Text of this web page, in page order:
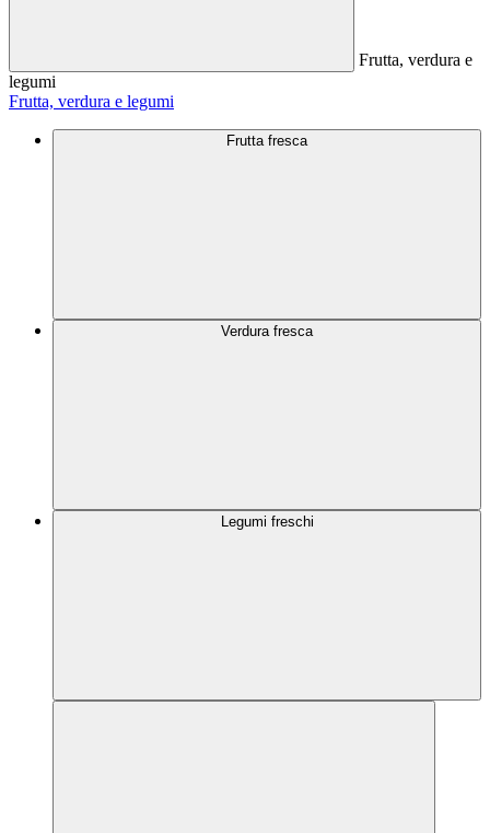
Frutta, verdura e
legumi
Frutta, verdura e legumi
Frutta fresca
Verdura fresca
Legumi freschi